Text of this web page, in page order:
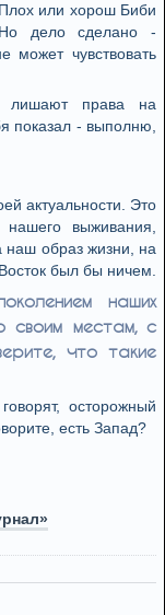
или хорош Биби
дело сделано -
может чувствовать
лишают права на
показал - выполню,
актуальности. Это
выживания,
наш образ жизни, на
был бы ничем.
наших
своим местам, с
что такие
осторожный
есть Запад?